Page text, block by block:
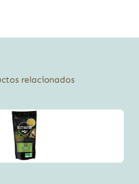
relacionados